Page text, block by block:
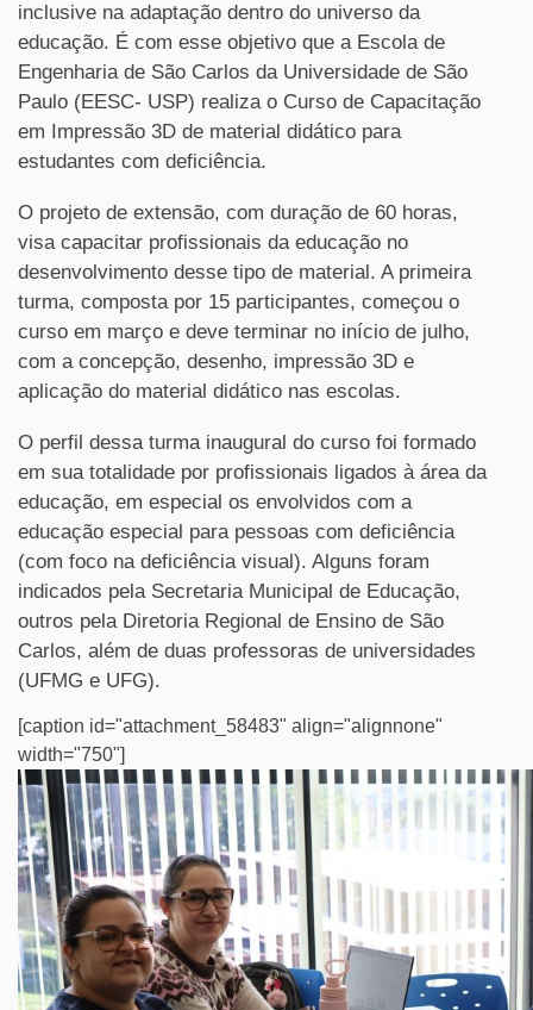
inclusive na adaptação dentro do universo da
educação. É com esse objetivo que a Escola de
Engenharia de São Carlos da Universidade de São
Paulo (EESC- USP) realiza o Curso de Capacitação
em Impressão 3D de material didático para
estudantes com deficiência.
O projeto de extensão, com duração de 60 horas,
visa capacitar profissionais da educação no
desenvolvimento desse tipo de material. A primeira
turma, composta por 15 participantes, começou o
curso em março e deve terminar no início de julho,
com a concepção, desenho, impressão 3D e
aplicação do material didático nas escolas.
O perfil dessa turma inaugural do curso foi formado
em sua totalidade por profissionais ligados à área da
educação, em especial os envolvidos com a
educação especial para pessoas com deficiência
(com foco na deficiência visual). Alguns foram
indicados pela Secretaria Municipal de Educação,
outros pela Diretoria Regional de Ensino de São
Carlos, além de duas professoras de universidades
(UFMG e UFG).
[caption id="attachment_58483" align="alignnone"
width="750"]